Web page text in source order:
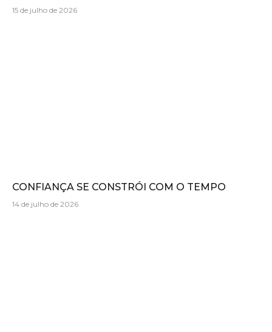
15 de julho de 2026
CONFIANÇA SE CONSTRÓI COM O TEMPO
14 de julho de 2026